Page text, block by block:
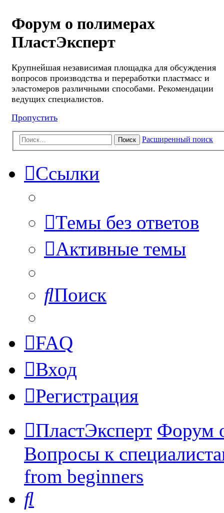
Форум о полимерах
ПластЭксперт
Крупнейшая независимая площадка для обсуждения
вопросов производства и переработки пластмасс и
эластомеров различными способами. Рекомендации
ведущих специалистов.
Пропустить
Поиск Расширенный поиск
Ссылки
Темы без ответов
Активные темы
Поиск
FAQ
Вход
Регистрация
ПластЭксперт Форум
Вопросы к
from beginners